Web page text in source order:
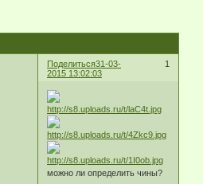
Поделиться 1
31-03-
2015 13:02:03
можно ли определить чины?